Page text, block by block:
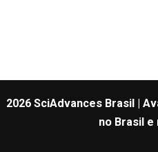
2026 SciAdvances Brasil |
no Brasil e